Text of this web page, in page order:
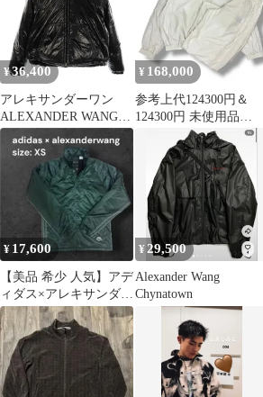
キャメル/ブラック
¥36,400
アレキサンダーワン
ALEXANDER WANG
パファーダウンジャケ
ット アウター XXS ブ
ラック /DF ■OS ■SH
¥ 168,000
参考上代124300円＆
124300円 未使用品
AlexanderWang トラッ
クジャケット＆トラッ
クパンツ ブルゾン イー
ジーパンツ セットアッ
プ アレキサンダーワン
UWC2252059
UWC2254116 キナリ系
XL/L 477M5
¥ 17,600
【美品 希少 人気】アデ
ィダス×アレキサンダー
ワン サテンコーチジャ
ケット XS
¥29,500
Alexander Wang
Chynatown